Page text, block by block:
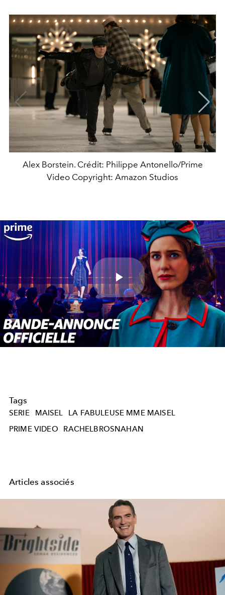
Alex Borstein. Crédit: Philippe Antonello/Prime
Video Copyright: Amazon Studios
Play
Video
Tags
SERIE MAISEL
LA FABULEUSE MME MAISEL
PRIME VIDEO
RACHELBROSNAHAN
Articles associés